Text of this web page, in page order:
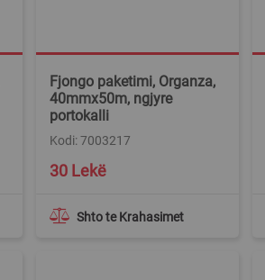
Fjongo paketimi, Organza,
40mmx50m, ngjyre
portokalli
Kodi: 7003217
Shto te Krahasimet
30 Lekë